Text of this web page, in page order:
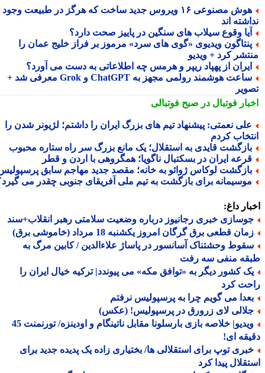
هوش مصنوعی ۱۶ ویروس جدید ساخت که هرگز در طبیعت وجود
اند
وقوع سیلاب های سنگین در پاییز صحت دارد؟
ویدیوی «گوی های سرد» مرموز بر فراز خلیج عمان را
کرد + ویدیو
از پهپاد ریپر و هرمس چه اطلاعاتی به دست می آورد؟
ساعت هوشمند رولمی مجهز به ChatGPT و Grok معرفی شد +
فوتبال در صبح فوتبالی
نعمتی: پیشنهاد تیم های بزرگ ایران را داشتم؛ لژیونر شدن را
کردم
قایدی به استقلال؛ یک مانع بزرگ سر راه ستاره محبوب
ایران در بسکتبال ناگویا؛ همگروهی با اردن و قطر
لوکاس ژوائو به خانه؛ مقصد جدید مهاجم سابق پرسپولیس
برای بازگشت به تیم ملی آفریقای جنوبی چقدر می گیرد؟
داغ:
خبری رجانیوز درباره وضعیت سلامتی رهبر انقلاب+سند
قطعی برق گرگان امروز یکشنبه 18 مرداد (خاموشی برق)
وحشتناک آسانسور در پاساژ علاءالدین / کابین مرگ به
منفی سه رفت
کشور دیگر به «توافق مکه» می پیوندد| ترکیه خیال ایران را
کرد
می گویم چرا به پرسپولیس نرفتم
لای زرورق در پرسپولیس! (عکس)
ویدیو| خلاصه بازی بارسلونا مقابل ناتینگام و اودینزه/ تورنمنت 45
ای!
توپ برای استقلالی ها/ بختیاری زاده یک پدیده جدید برای
پیدا کرد